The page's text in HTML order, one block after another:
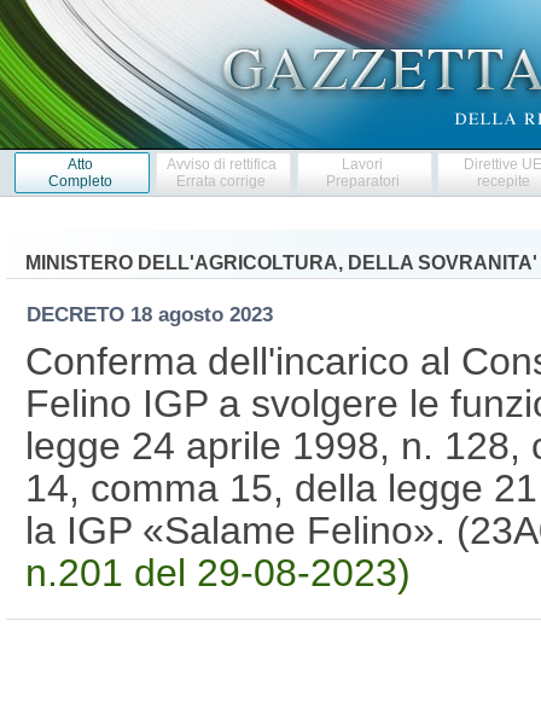
Atto
Completo
Avviso di rettifica
Errata corrige
Lavori
Preparatori
Direttive
recepite
MINISTERO DELL'AGRICOLTURA, DELLA
DECRETO 18 agosto 2023
Conferma dell'incarico al
Felino IGP a svolgere le
legge 24 aprile 1998, n. 128,
14, comma 15, della legge
la IGP «Salame Felino».
n.201 del 29-08-2023)